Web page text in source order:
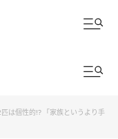
は個性的!? 「家族というより手